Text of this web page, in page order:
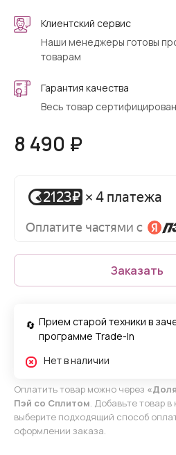
Клиентский сервис
Наши менеджеры готовы
товарам
Гарантия качества
Весь товар сертифицирован
8 490 ₽
Заказать
Прием старой техники в
программе Trade-In
Нет в наличии
Оплатить товар можно через
Пэй со Сплитом. Добавьте товар в
выберите подходящий способ
оформлении заказа.